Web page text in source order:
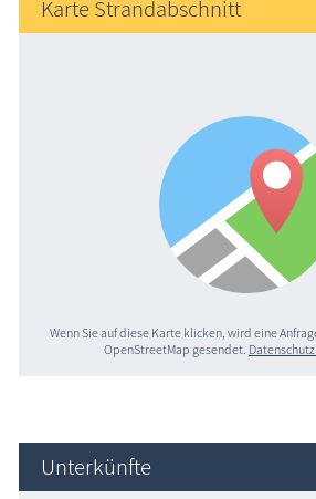
Karte Strandabschnitt
Wenn Sie auf diese Karte klicken, wird eine
OpenStreetMap gesendet.
Unterkünfte